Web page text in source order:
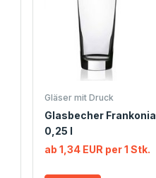
Gläser mit Druck
Glasbecher Frankonia
0,25 l
ab 1,34 EUR per 1 Stk.